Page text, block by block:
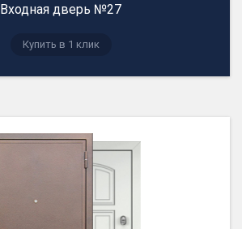
Входная дверь №27
Купить в 1 клик